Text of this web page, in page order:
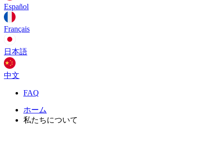
Español
Français
日本語
中文
FAQ
ホーム
私たちについて